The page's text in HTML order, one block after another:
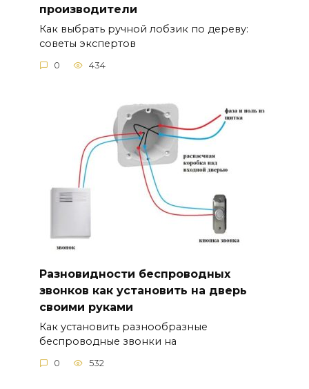
производители
Как выбрать ручной лобзик по дереву:
советы экспертов
0 434
Разновидности беспроводных
звонков как установить на дверь
своими руками
Как установить разнообразные
беспроводные звонки на
0 532